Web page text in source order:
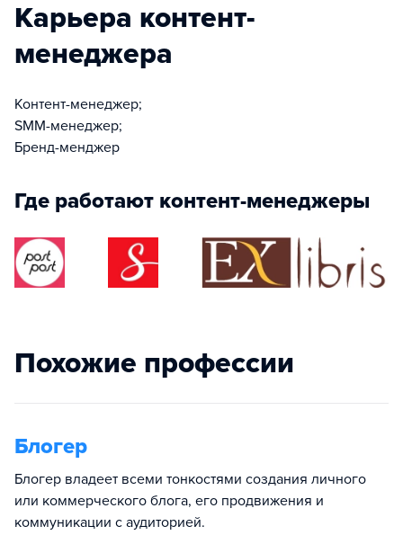
Карьера контент-
менеджера
Контент-менеджер;
SMM-менеджер;
Бренд-менджер
Где работают контент-менеджеры
Похожие профессии
Блогер
Блогер владеет всеми тонкостями создания личного
или коммерческого блога, его продвижения и
коммуникации с аудиторией.